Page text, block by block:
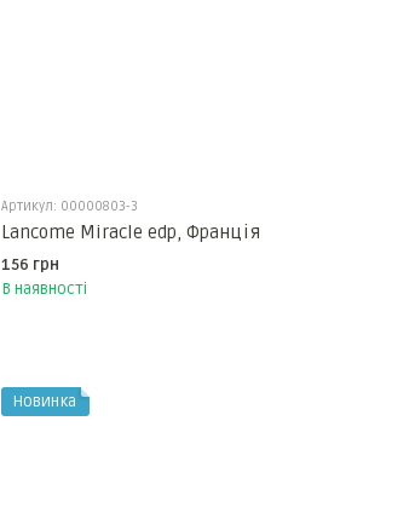
Артикул: 00000803-3
Lancome Miracle edp, Франція
156 грн
В наявності
Новинка